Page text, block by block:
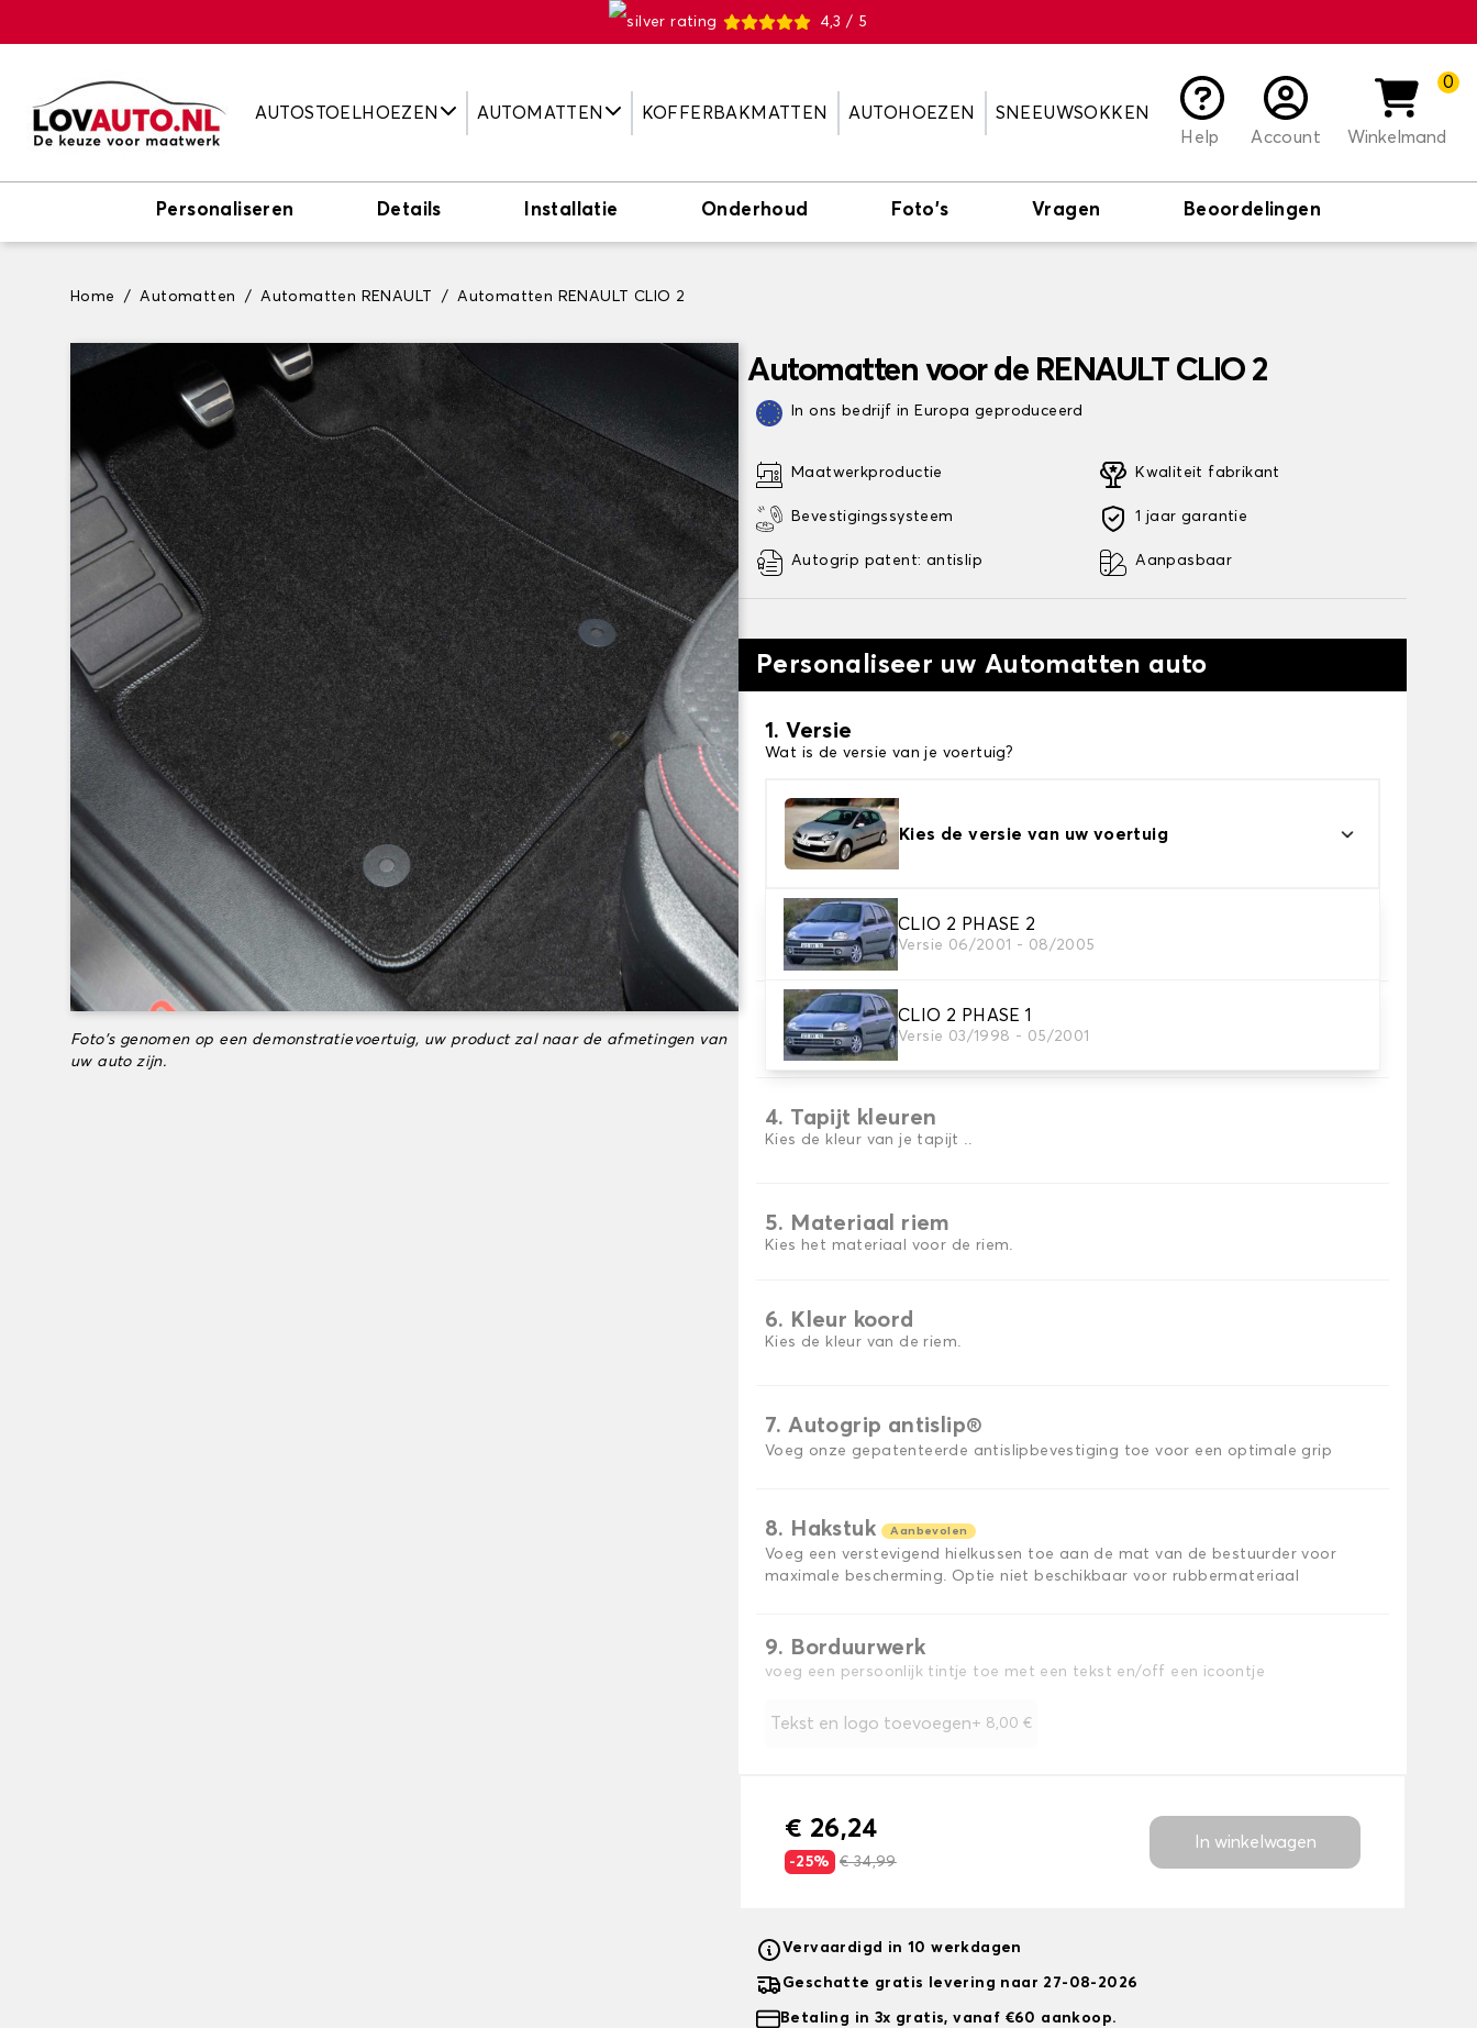
4,3 / 5
AUTOSTOELHOEZEN AUTOMATTEN KOFFERBAKMATTEN AUTOHOEZEN
SNEEUWSOKKEN
Help
Account
0
Winkelmand
Personaliseren Details Installatie Onderhoud Foto's Vragen Beoordelingen
Home Automatten Automatten RENAULT Automatten RENAULT CLIO 2
Foto's genomen op een demonstratievoertuig, uw product zal naar de afmetingen van
uw auto zijn.
Automatten voor de RENAULT CLIO 2
In ons bedrijf in Europa geproduceerd
Maatwerkproductie
Bevestigingssysteem
Autogrip patent: antislip
Kwaliteit fabrikant
1 jaar garantie
Aanpasbaar
Personaliseer uw Automatten auto
1. Versie
Wat is de versie van je voertuig?
Kies de versie van uw voertuig
CLIO 2 PHASE 2
Versie 06/2001 - 08/2005
CLIO 2 PHASE 1
Versie 03/1998 - 05/2001
2. Materiaal
Kies het materiaal van uw automatten
3. Aantal matten
Selecteer het aantal automatten dat je nodig hebt.
4. Tapijt kleuren
Kies de kleur van je tapijt ..
5. Materiaal riem
Kies het materiaal voor de riem.
6. Kleur koord
Kies de kleur van de riem.
7. Autogrip antislip®
Voeg onze gepatenteerde antislipbevestiging toe voor een optimale grip
8. Hakstuk Aanbevolen
Voeg een verstevigend hielkussen toe aan de mat van de bestuurder voor
maximale bescherming. Optie niet beschikbaar voor rubbermateriaal
9. Borduurwerk
voeg een persoonlijk tintje toe met een tekst en/off een icoontje
Tekst en logo toevoegen+ 8,00 €
€ 26,24
-25% € 34,99
In winkelwagen
Vervaardigd in 10 werkdagen
Geschatte gratis levering naar 27-08-2026
Betaling in 3x gratis, vanaf €60 aankoop.